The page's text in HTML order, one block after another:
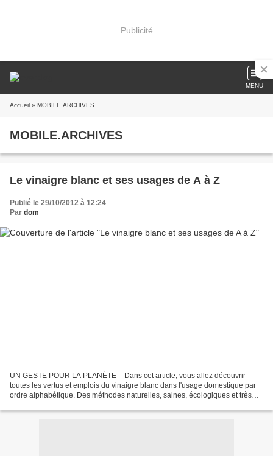
Publicité
MENU
Accueil » MOBILE.ARCHIVES
MOBILE.ARCHIVES
Le vinaigre blanc et ses usages de A à Z
Publié le 29/10/2012 à 12:24
Par dom
UN GESTE POUR LA PLANÈTE – Dans cet article, vous allez découvrir
toutes les vertus et emplois du vinaigre blanc dans l'usage domestique par
ordre alphabétique. Des méthodes naturelles, saines, écologiques et très